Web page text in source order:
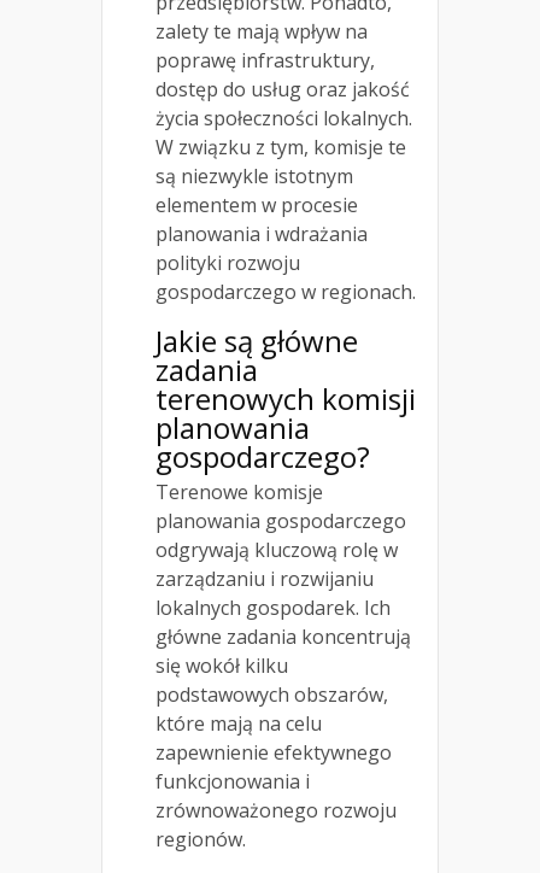
zalety te mają wpływ na
poprawę infrastruktury,
dostęp do usług oraz jakość
życia społeczności lokalnych.
W związku z tym, komisje te
są niezwykle istotnym
elementem w procesie
planowania i wdrażania
polityki rozwoju
gospodarczego w regionach.
Jakie są główne
zadania
terenowych komisji
planowania
gospodarczego?
Terenowe komisje
planowania gospodarczego
odgrywają kluczową rolę w
zarządzaniu i rozwijaniu
lokalnych gospodarek. Ich
główne zadania koncentrują
się wokół kilku
podstawowych obszarów,
które mają na celu
zapewnienie efektywnego
funkcjonowania i
zrównoważonego rozwoju
regionów.